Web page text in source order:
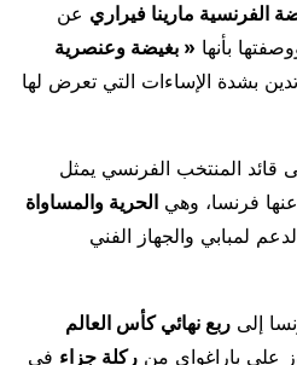
الفرنسية مارينا فيراري عن
بأنها « بغيضة وعنصرية
بشدة الإساءات التي تعرض لها
قائد المنتخب الفرنسي يمثل
فرنسا، وهي الحرية والمساواة
لمبابي والجهاز الفني
إلى ربع نهائي كأس العالم
على باراغواي من ركلة جزاء في